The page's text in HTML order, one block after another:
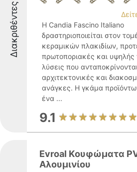
Διακριθέντες
Η Candia Fascino Italiano
δραστηριοποιείται στον
κεραμικών πλακιδίων,
πρωτοποριακές και υψηλής
λύσεις που
αρχιτεκτονικές και
ανάγκες. Η γκάμα
ένα ...
9.1
Evroal Kουφώματα
Aλουμινίου